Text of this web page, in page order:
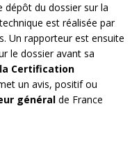
dépôt du dossier sur la
est réalisée par
Un rapporteur est ensuite
le dossier avant sa
Certification
un avis, positif ou
général de France